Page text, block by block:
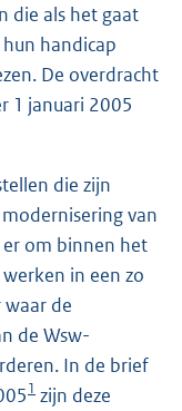
die als het gaat
handicap
De overdracht
1 januari 2005
die zijn
van
er om binnen het
in een zo
de
de Wsw-
In de brief
1 zijn deze